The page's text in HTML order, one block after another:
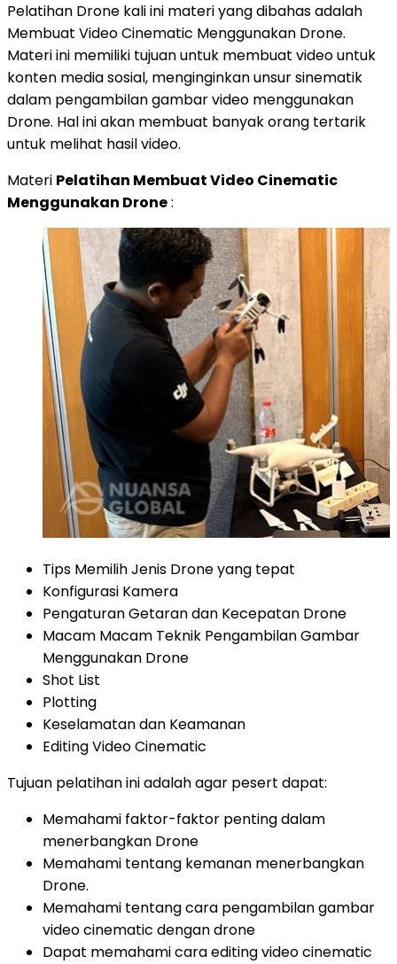
Pelatihan Drone kali ini materi yang dibahas adalah
Membuat Video Cinematic Menggunakan Drone.
Materi ini memiliki tujuan untuk membuat video untuk
konten media sosial, menginginkan unsur sinematik
dalam pengambilan gambar video menggunakan
Drone. Hal ini akan membuat banyak orang tertarik
untuk melihat hasil video.
Materi Pelatihan Membuat Video Cinematic
Menggunakan Drone:
Tips Memilih Jenis Drone yang tepat
Konfigurasi Kamera
Pengaturan Getaran dan Kecepatan Drone
Macam Macam Teknik Pengambilan Gambar
Menggunakan Drone
Shot List
Plotting
Keselamatan dan Keamanan
Editing Video Cinematic
Tujuan pelatihan ini adalah agar pesert dapat:
Memahami faktor-faktor penting dalam
menerbangkan Drone
Memahami tentang kemanan menerbangkan
Drone.
Memahami tentang cara pengambilan gambar
video cinematic dengan drone
Dapat memahami cara editing video cinematic